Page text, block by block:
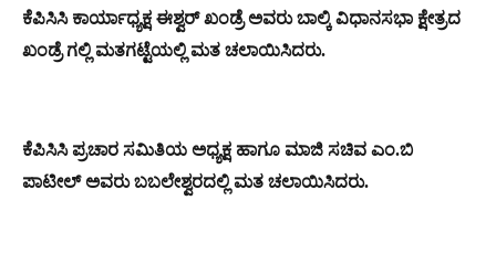
ಕೆಪಿಸಿಸಿ ಕಾರ್ಯಾಧ್ಯಕ್ಷ ಈಶ್ವರ್ ಖಂಡ್ರೆ ಅವರು ಬಾಲ್ಕಿ ವಿಧಾನಸಭಾ ಕ್ಷೇತ್ರದ
ಖಂಡ್ರೆ ಗಲ್ಲಿ ಮತಗಟ್ಟೆಯಲ್ಲಿ ಮತ ಚಲಾಯಿಸಿದರು.
ಕೆಪಿಸಿಸಿ ಪ್ರಚಾರ ಸಮಿತಿಯ ಅಧ್ಯಕ್ಷ ಹಾಗೂ ಮಾಜಿ ಸಚಿವ ಎಂ.ಬಿ
ಪಾಟೀಲ್ ಅವರು ಬಬಲೇಶ್ವರದಲ್ಲಿ ಮತ ಚಲಾಯಿಸಿದರು.